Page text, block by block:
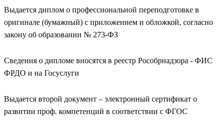
Выдается диплом о профессиональной переподготовке в
оригинале (бумажный) с приложением и обложкой, согласно
закону об образовании № 273-ФЗ
Сведения о дипломе вносятся в реестр Рособрнадзора - ФИС
ФРДО и на Госуслуги
Выдается второй документ – электронный сертификат о
развитии проф. компетенций в соответствии с ФГОС